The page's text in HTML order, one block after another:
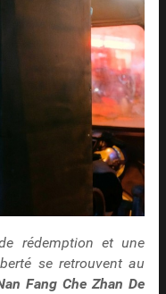
rédemption et une
se retrouvent au
Fang Che Zhan De